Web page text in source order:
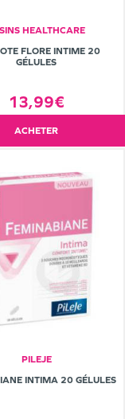
HEALTHCARE
FLORE INTIME 20
GÉLULES
13,99€
ACHETER
PILEJE
INTIMA 20 GÉLULES